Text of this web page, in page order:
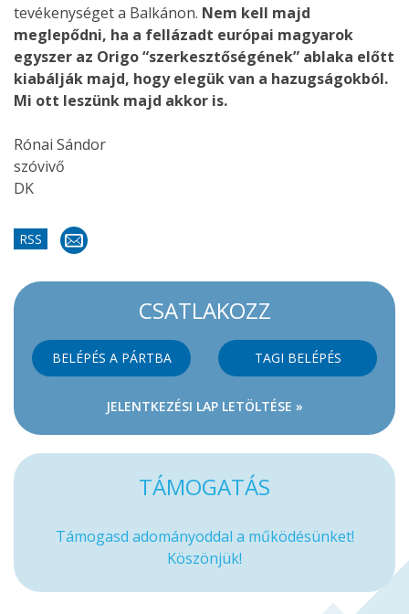
tevékenységet a Balkánon. Nem kell majd
meglepődni, ha a fellázadt európai magyarok
egyszer az Origo “szerkesztőségének” ablaka előtt
kiabálják majd, hogy elegük van a hazugságokból.
Mi ott leszünk majd akkor is.
Rónai Sándor
szóvivő
DK
RSS
CSATLAKOZZ
BELÉPÉS A PÁRTBA TAGI BELÉPÉS
JELENTKEZÉSI LAP LETÖLTÉSE »
TÁMOGATÁS
Támogasd adományoddal a működésünket!
Köszönjük!